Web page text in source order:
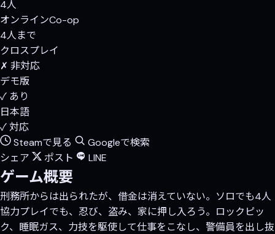
4人
オンラインCo-op
4人まで
クロスプレイ
✗ 非対応
デモ版
✓ あり
日本語
✓ 対応
Steamで見る
Googleで検索
シェア
ポスト LINE
ゲーム概要
刑務所からは出られたが、借金は消えていない。ソロでも4人
協力プレイでも、忍び、盗み、家に押し入ろう。ロックピッ
ク、睡眠ガス、力技を駆使して仕事をこなし、警備員を出し抜